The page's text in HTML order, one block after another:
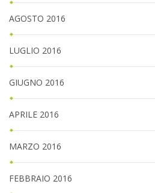
AGOSTO 2016
LUGLIO 2016
GIUGNO 2016
APRILE 2016
MARZO 2016
FEBBRAIO 2016